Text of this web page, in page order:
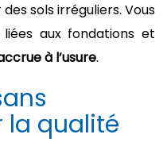
sols irréguliers. Vous
aux fondations et
à l’usure.
la qualité